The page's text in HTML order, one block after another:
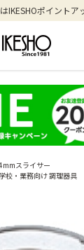
IKESHOポイントア
スライサー
学校・業務向け 調理器具